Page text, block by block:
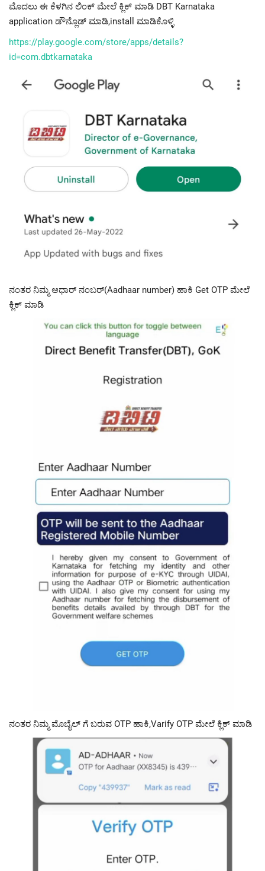
ಮೊದಲು ಈ ಕೆಳಗಿನ ಲಿಂಕ್ ಮೇಲೆ ಕ್ಲಿಕ್ ಮಾಡಿ DBT Karnataka
application ಡೌನ್ಲೊಡ್ ಮಾಡಿ,install ಮಾಡಿಕೊಳ್ಳಿ
https://play.google.com/store/apps/details?
id=com.dbtkarnataka
ನಂತರ ನಿಮ್ಮ ಆಧಾರ್ ನಂಬರ್(Aadhaar number) ಹಾಕಿ Get OTP ಮೇಲೆ
ಕ್ಲಿಕ್ ಮಾಡಿ
ನಂತರ ನಿಮ್ಮ ಮೊಬೈಲ್ ಗೆ ಬರುವ OTP ಹಾಕಿ,Varify OTP ಮೇಲೆ ಕ್ಲಿಕ್ ಮಾಡಿ